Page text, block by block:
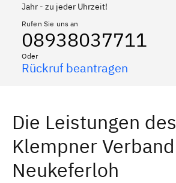
Jahr - zu jeder Uhrzeit!
Rufen Sie uns an
08938037711
Oder
Rückruf beantragen
Die Leistungen des
Klempner Verband
Neukeferloh